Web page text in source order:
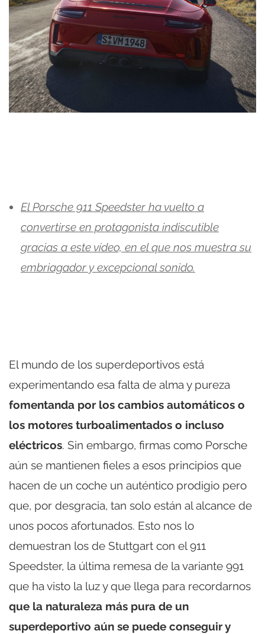
El Porsche 911 Speedster ha vuelto a
convertirse en protagonista indiscutible
gracias a este vídeo, en el que nos muestra su
embriagador y excepcional sonido.
El mundo de los superdeportivos está
experimentando esa falta de alma y pureza
fomentanda por los cambios automáticos o
los motores turboalimentados o incluso
eléctricos. Sin embargo, firmas como Porsche
aún se mantienen fieles a esos principios que
hacen de un coche un auténtico prodigio pero
que, por desgracia, tan solo están al alcance de
unos pocos afortunados. Esto nos lo
demuestran los de Stuttgart con el 911
Speedster, la última remesa de la variante 991
que ha visto la luz y que llega para recordarnos
que la naturaleza más pura de un
superdeportivo aún se puede conseguir y